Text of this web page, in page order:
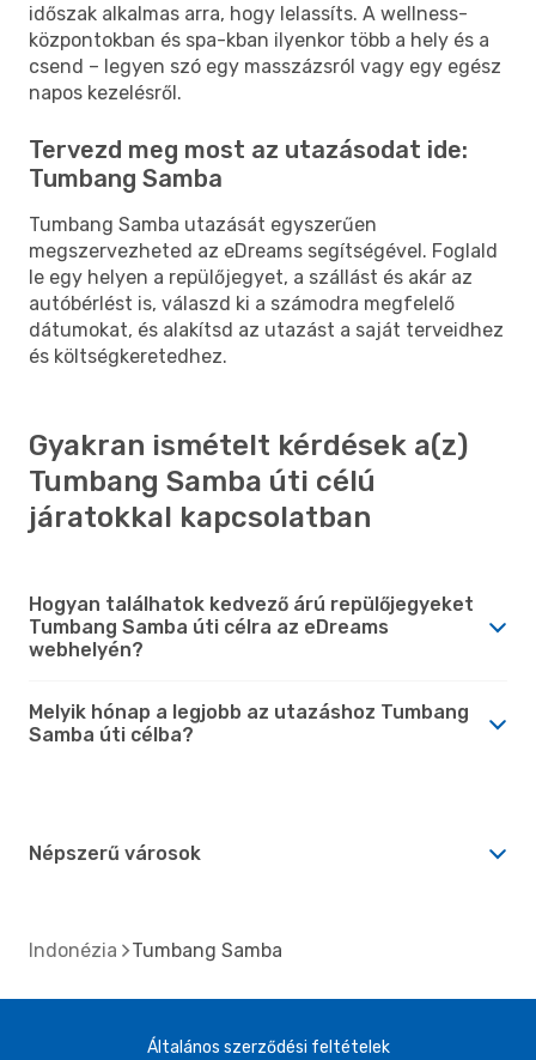
időszak alkalmas arra, hogy lelassíts. A wellness-
központokban és spa-kban ilyenkor több a hely és a
csend – legyen szó egy masszázsról vagy egy egész
napos kezelésről.
Tervezd meg most az utazásodat ide:
Tumbang Samba
Tumbang Samba utazását egyszerűen
megszervezheted az eDreams segítségével. Foglald
le egy helyen a repülőjegyet, a szállást és akár az
autóbérlést is, válaszd ki a számodra megfelelő
dátumokat, és alakítsd az utazást a saját terveidhez
és költségkeretedhez.
Gyakran ismételt kérdések a(z)
Tumbang Samba úti célú
járatokkal kapcsolatban
Hogyan találhatok kedvező árú repülőjegyeket
Tumbang Samba úti célra az eDreams
webhelyén?
Melyik hónap a legjobb az utazáshoz Tumbang
Samba úti célba?
Népszerű városok
Indonézia Tumbang Samba
Általános szerződési feltételek